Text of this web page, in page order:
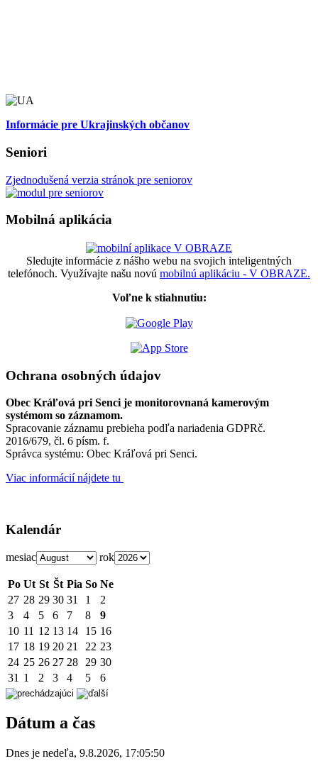
Informácie pre Ukrajinských občanov
Seniori
Zjednodušená verzia stránok pre seniorov
Mobilná aplikácia
Sledujte informácie z nášho webu na svojich inteligentných
telefónoch. Využívajte našu novú mobilnú aplikáciu - V OBRAZE.
Voľne k stiahnutiu:
Ochrana osobných údajov
Obec Kráľová pri Senci je monitorovnaná kamerovým
systémom so záznamom.
Spracovanie záznamu prebieha podľa nariadenia GDPRč.
2016/679, čl. 6 písm. f.
Správca systému: Obec Kráľová pri Senci.
Viac informácií nájdete tu
Kalendár
mesiac rok
Po Ut St Št Pia So Ne
27 28 29 30 31 1
2
3
4 5 6 7 8
9
10 11 12 13 14 15 16
17 18 19 20 21 22 23
24 25 26 27 28 29 30
31 1 2 3 4 5 6
Dátum a čas
Dnes je nedeľa, 9.8.2026, 17:05:50